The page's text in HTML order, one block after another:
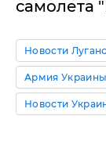
самолета
Новости
Армия
Новости